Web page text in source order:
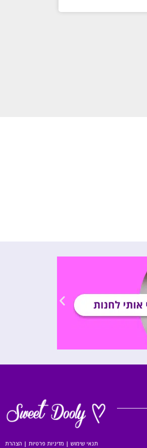
תנאי שימוש| מדיניות פרטיות | הצהרת